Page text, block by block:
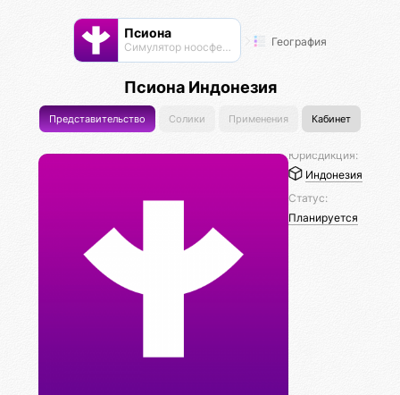
Псиона
Cимулятор ноосферы География
Псиона Индонезия
Представительство Солики Применения Кабинет
Юрисдикция:
Индонезия
Статус:
Планируется